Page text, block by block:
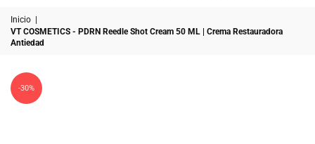
Inicio
VT COSMETICS - PDRN Reedle Shot Cream 50 ML | Crema Restauradora
Antiedad
-30%